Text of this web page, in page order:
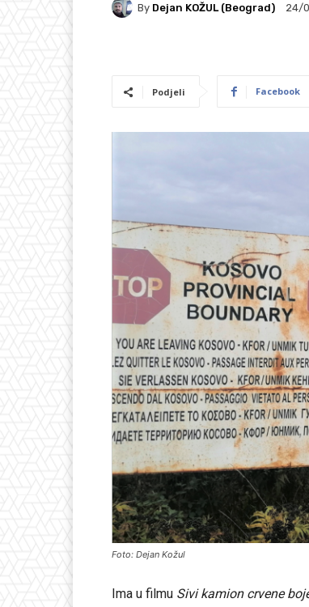
By Dejan KOŽUL (Beograd) 24/
Podjeli Facebook
Foto: Dejan Kožul
Ima u filmu Sivi kamion crvene